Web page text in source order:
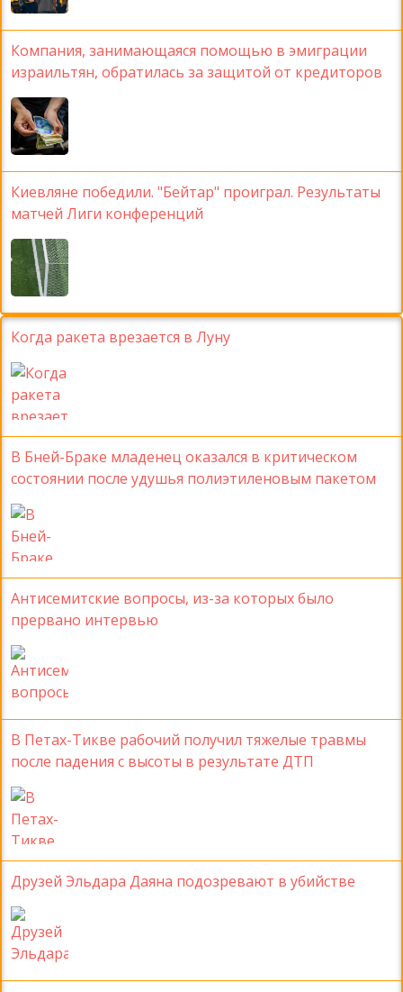
Компания, занимающаяся помощью в эмиграции
израильтян, обратилась за защитой от кредиторов
Киевляне победили. "Бейтар" проиграл. Результаты
матчей Лиги конференций
Когда ракета врезается в Луну
В Бней-Браке младенец оказался в критическом
состоянии после удушья полиэтиленовым пакетом
Антисемитские вопросы, из-за которых было
прервано интервью
В Петах-Тикве рабочий получил тяжелые травмы
после падения с высоты в результате ДТП
Друзей Эльдара Даяна подозревают в убийстве